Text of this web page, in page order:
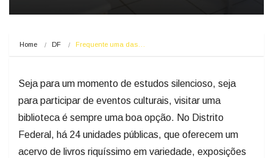
Home DF Frequente uma das…
Seja para um momento de estudos silencioso, seja
para participar de eventos culturais, visitar uma
biblioteca é sempre uma boa opção. No Distrito
Federal, há 24 unidades públicas, que oferecem um
acervo de livros riquíssimo em variedade, exposições